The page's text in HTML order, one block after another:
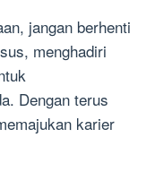
jangan berhenti
menghadiri
Dengan terus
karier